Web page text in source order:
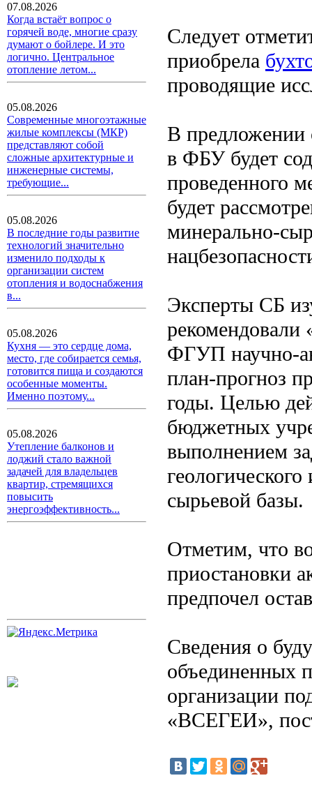
07.08.2026
Когда встаёт вопрос о
горячей воде, многие сразу
думают о бойлере. И это
логично. Центральное
отопление летом...
05.08.2026
Современные многоэтажные
жилые комплексы (МКР)
представляют собой
сложные архитектурные и
инженерные системы,
требующие...
05.08.2026
В последние годы развитие
технологий значительно
изменило подходы к
организации систем
отопления и водоснабжения
в...
05.08.2026
Кухня — это сердце дома,
место, где собирается семья,
готовится пища и создаются
особенные моменты.
Именно поэтому...
05.08.2026
Утепление балконов и
лоджий стало важной
задачей для владельцев
квартир, стремящихся
повысить
энергоэффективность...
Следует
приобрела
проводящие
В предложении
в ФБУ будет
проведенного
будет
минерально-
Эксперты СБ
рекомендовали
ФГУП научно-
план-прогноз
годы. Целью
бюджетных
выполнением
сырьевой базы.
Отметим, что
приостановки
предпочел
Сведения о
объединенных
организации
«ВСЕГЕИ»,